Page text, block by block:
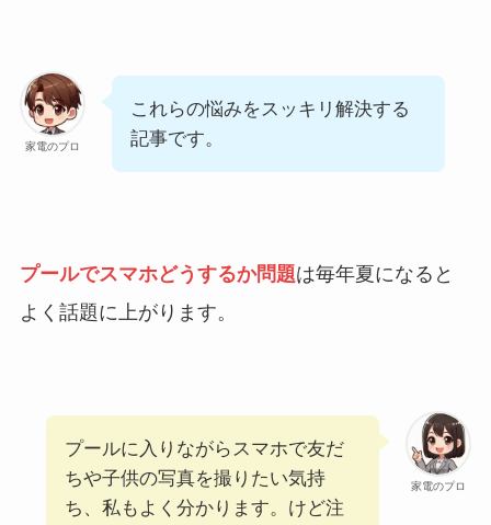
家電のプロ
これらの悩みをスッキリ解決する
記事です。
プールでスマホどうするか問題は毎年夏になると
よく話題に上がります。
家電のプロ
プールに入りながらスマホで友だ
ちや子供の写真を撮りたい気持
ち、私もよく分かります。けど注